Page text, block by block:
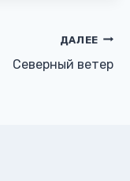
ДАЛЕЕ
Северный ветер